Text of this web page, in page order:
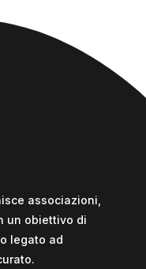
associazioni,
un obiettivo di
legato ad